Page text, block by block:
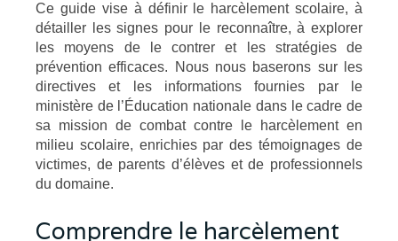
Ce guide vise à définir le harcèlement scolaire, à
détailler les signes pour le reconnaître, à explorer
les moyens de le contrer et les stratégies de
prévention efficaces. Nous nous baserons sur les
directives et les informations fournies par le
ministère de l’Éducation nationale dans le cadre de
sa mission de combat contre le harcèlement en
milieu scolaire, enrichies par des témoignages de
victimes, de parents d’élèves et de professionnels
du domaine.
Comprendre le harcèlement